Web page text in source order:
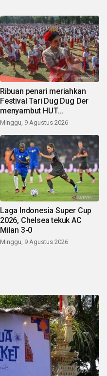
Ribuan penari meriahkan
Festival Tari Dug Dug Der
menyambut HUT
Kemerdekaan
Minggu, 9 Agustus 2026
Laga Indonesia Super Cup
2026, Chelsea tekuk AC
Milan 3-0
Minggu, 9 Agustus 2026